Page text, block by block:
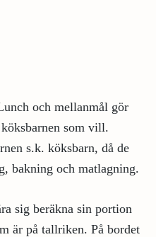
och mellanmål gör
som vill.
s.k. köksbarn, då de
bakning och matlagning.
sig beräkna sin portion
är på tallriken. På bordet